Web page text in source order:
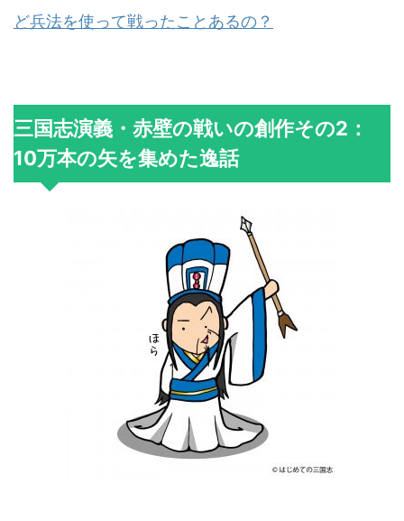
ど兵法を使って戦ったことあるの？
三国志演義・赤壁の戦いの創作その2：
10万本の矢を集めた逸話